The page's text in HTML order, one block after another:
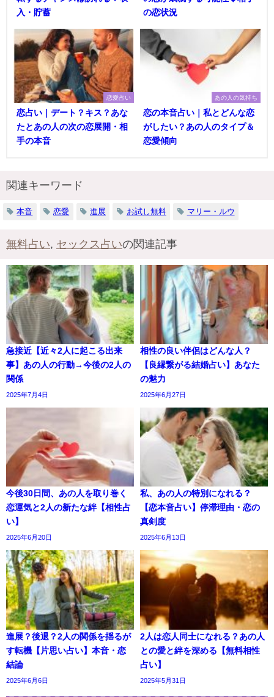
入・貯蓄
の恋状況
恋愛占い
恋占い｜デート？キス？あな
たとあの人の次の恋展開・相
手の本音
あの人の気持ち
恋の本音占い｜私とどんな恋
がしたい？あの人のタイプ＆
恋愛傾向
関連キーワード
本音 恋愛 進展 お試し無料 マリー・ルウ
無料占い, セックス占いの関連記事
急接近【近々2人に起こる出来
事】あの人の行動→今後の2人の
関係
2025年7月4日
相性の良い伴侶はどんな人？
【良縁繋がる結婚占い】あなた
の魅力
2025年6月27日
今後30日間、あの人を取り巻く
恋運気と2人の新たな絆【相性占
い】
2025年6月20日
私、あの人の特別になれる？
【恋本音占い】停滞理由・恋の
真剣度
2025年6月13日
進展？後退？2人の関係を揺るが
す転機【片思い占い】本音・恋
結論
2025年6月6日
2人は恋人同士になれる？あの人
との愛と絆を深める【無料相性
占い】
2025年5月31日